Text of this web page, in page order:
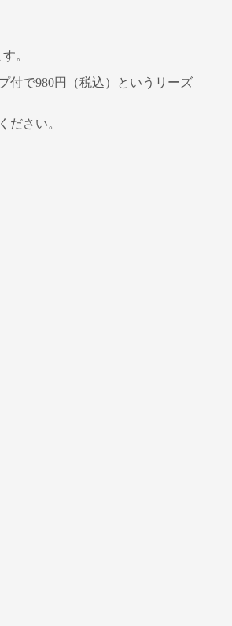
。
付で980円（税込）というリーズ
ださい。